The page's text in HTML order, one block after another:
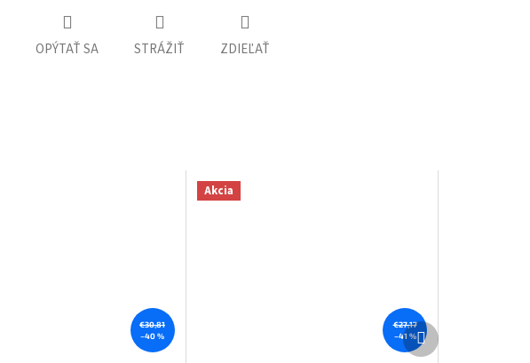
OPÝTAŤ SA STRÁŽIŤ ZDIEĽAŤ
€30,81
–40 %
Akcia
€27,17
–41 %
Ďalší
produkt